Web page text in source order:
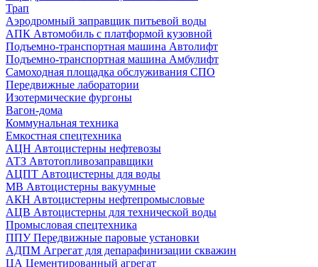
Трап
Аэродромный заправщик питьевой воды
АПК Автомобиль с платформой кузовной
Подъемно-транспортная машина Автолифт
Подъемно-транспортная машина Амбулифт
Самоходная площадка обслуживания СПО
Передвижные лаборатории
Изотермические фургоны
Вагон-дома
Коммунальная техника
Емкостная спецтехника
АЦН Автоцистерны нефтевозы
АТЗ Автотопливозаправщики
АЦПТ Автоцистерны для воды
МВ Автоцистерны вакуумные
АКН Автоцистерны нефтепромысловые
АЦВ Автоцистерны для технической воды
Промысловая спецтехника
ППУ Передвижные паровые установки
АДПМ Агрегат для депарафинизации скважин
ЦА Цементированный агрегат